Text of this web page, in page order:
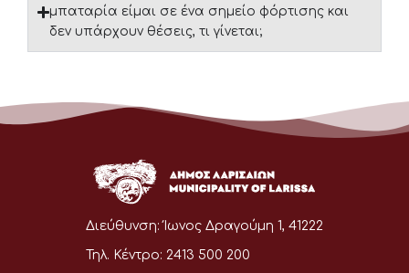
μπαταρία είμαι σε ένα σημείο φόρτισης και
δεν υπάρχουν θέσεις, τι γίνεται;
Διεύθυνση: Ίωνος Δραγούμη 1, 41222
Τηλ. Κέντρο: 2413 500 200